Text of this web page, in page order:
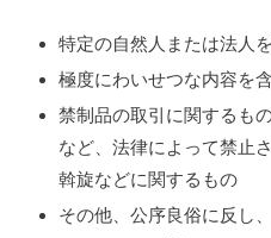
特定の自然人または法人
極度にわいせつな内容を
禁制品の取引に関するも
など、法律によって禁止
斡旋などに関するもの
その他、公序良俗に反し